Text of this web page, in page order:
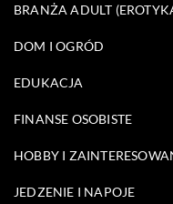
BRANŻA ADULT
DOM I OGRÓD
EDUKACJA
FINANSE OSOBISTE
HOBBY I
JEDZENIE I NAPOJE